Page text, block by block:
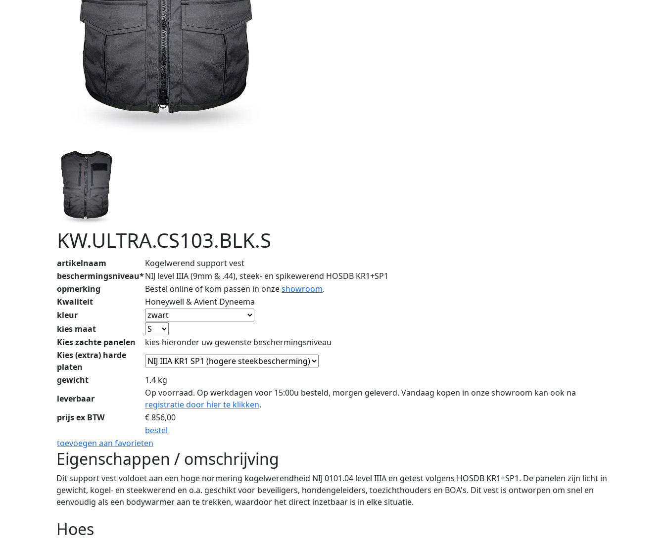
KW.ULTRA.CS103.BLK.S
artikelnaam
Kogelwerend support vest
beschermingsniveau*NIJ level IIIA (9mm & .44), steek- en spikewerend HOSDB KR1+SP1
opmerking
Bestel online of kom passen in onzeshowroom.
Kwaliteit
Honeywell & Avient Dyneema
kleur
kies maat
Kies zachte panelen
kies hieronder uw gewenste beschermingsniveau
Kies (extra) harde
platen
gewicht
1.4 kg
leverbaar
Op voorraad. Op werkdagen voor 15:00u besteld, morgen geleverd. Vandaag kopen in onze showroom kan ook na
registratie door hier te klikken.
prijs ex BTW
€856,00
bestel
toevoegen aan favorieten
Eigenschappen / omschrijving
Dit support vest voldoet aan een hoge normering kogelwerendheid NIJ 0101.04 level IIIA en getest volgens HOSDB KR1+SP1. De panelen zijn licht in
gewicht, kogel- en steekwerend en o.a. geschikt voor beveiligers, hondengeleiders, toezichthouders en BOA's. Dit vest is ontworpen om snel en
eenvoudig als een bodywarmer aan te trekken, waardoor het direct inzetbaar is in elke situatie.
Hoes